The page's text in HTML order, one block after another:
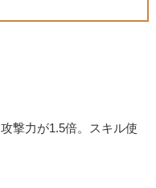
撃力が1.5倍。スキル使